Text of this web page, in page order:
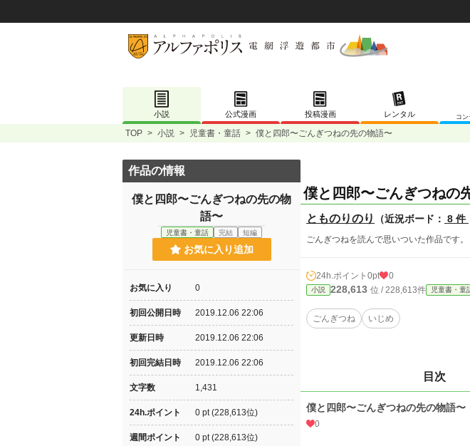
小説 公式漫画 投稿漫画 レンタル
コ
TOP > 小説 > 児童書・童話 > 僕と四郎〜ごんぎつねの先の物語〜
僕と四郎〜ごんぎつねの
とものりのり （近況ボード： 8 件
ごんぎつねを読んで思いついた作品です。
24h.ポイント 0pt 0
小説 228,613 位 / 228,613件 児童書・童
ごんぎつね いじめ
目次
僕と四郎〜ごんぎつねの先の物語〜
0
作品の情報
僕と四郎〜ごんぎつねの先の物
語〜
児童書・童話 完結 短編
お気に入り追加
お気に入り 0
初回公開日時 2019.12.06 22:06
更新日時 2019.12.06 22:06
初回完結日時 2019.12.06 22:06
文字数 1,431
24h.ポイント 0 pt (228,613位)
週間ポイント 0 pt (228,613位)